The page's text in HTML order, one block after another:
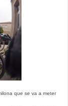
que se va a meter